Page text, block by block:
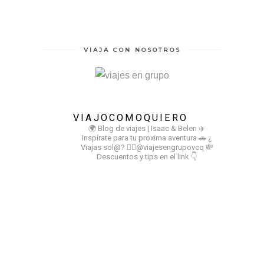
VIAJA CON NOSOTROS
VIAJOCOMOQUIERO
🌍 Blog de viajes | Isaac & Belen ✈️
Inspírate para tu proxima aventura 🚗 ¿
Viajas sol@? 👉🏻@viajesengrupovcq 💸
Descuentos y tips en el link 👇